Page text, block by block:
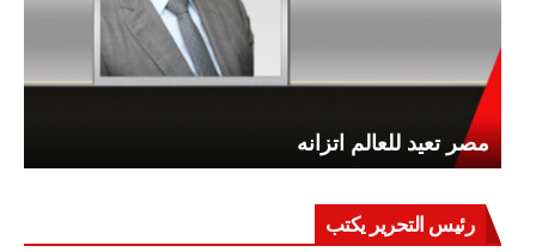
مصر تعيد للعالم اتزانه
رئيس التحرير يكتب